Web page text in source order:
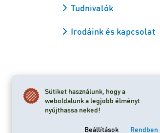
Tudnivalók
Irodáink és kapcsolat
2026 Viapan Dologidő
Sütiket használunk, hogy a
weboldalunk a legjobb élményt
nyújthassa neked!
Beállítások Rendben